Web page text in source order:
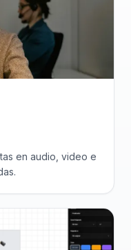
en audio, video e